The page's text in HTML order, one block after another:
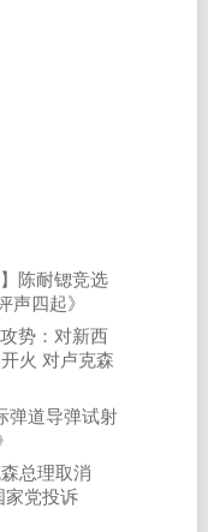
】陈耐锶竞选
声四起》
势：对新西
火 对卢克森
弹道导弹试射
总理取消
家党投诉